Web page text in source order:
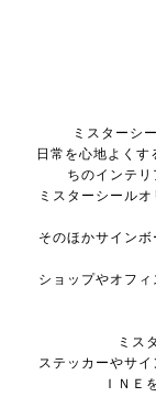
ミスターシ
日常を心地よくす
ちのインテ
ミスターシール
そのほかサイン
ショップやオフ
ミス
ステッカーやサ
ＩＮＥ